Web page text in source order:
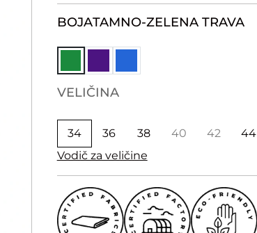
BOJATAMNO-ZELENA TRAVA
VELIČINA
34 36 38 40 42
44
Vodič za veličine